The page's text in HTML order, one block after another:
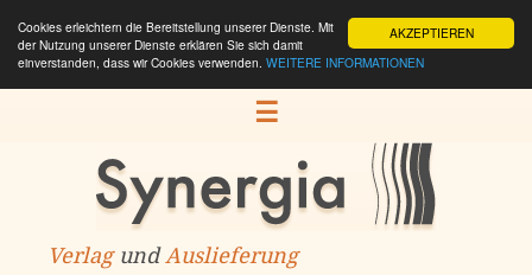
AKZEPTIEREN
Cookies erleichtern die Bereitstellung unserer Dienste. Mit
der Nutzung unserer Dienste erklären Sie sich damit
einverstanden, dass wir Cookies verwenden. WEITERE INFORMATIONEN
☰
VerlagundAuslieferung